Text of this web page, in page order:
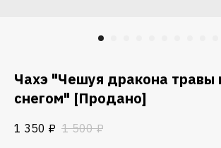
Чахэ "Чешуя дракона травы
снегом" [Продано]
1 350 ₽ 1 500 ₽